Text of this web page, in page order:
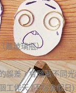
無玻璃瓶）
誤差，會隨著不同
工作天(不包含假日)